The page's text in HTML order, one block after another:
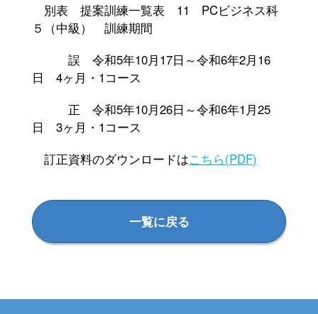
修了生の方へ(2)
別表 提案訓練一覧表 11 PCビジネス科
５（中級） 訓練期間
誤 令和5年10月17日～令和6年2月16
日 4ヶ月・1コース
正 令和5年10月26日～令和6年1月25
日 3ヶ月・1コース
訂正資料のダウンロードはこちら(PDF)
一覧に戻る